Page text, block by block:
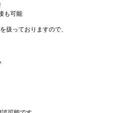
も可能
扱っておりますので、